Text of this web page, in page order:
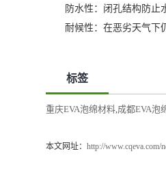
防水性：闭孔结构防止水
耐候性：在恶劣天气下仍
标签
重庆EVA泡绵材料,成都EVA泡
本文网址： http://www.cqeva.com/